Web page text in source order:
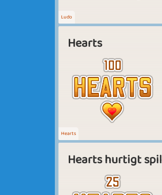
Ludo
Hearts
Hearts
Hearts hurtigt spil